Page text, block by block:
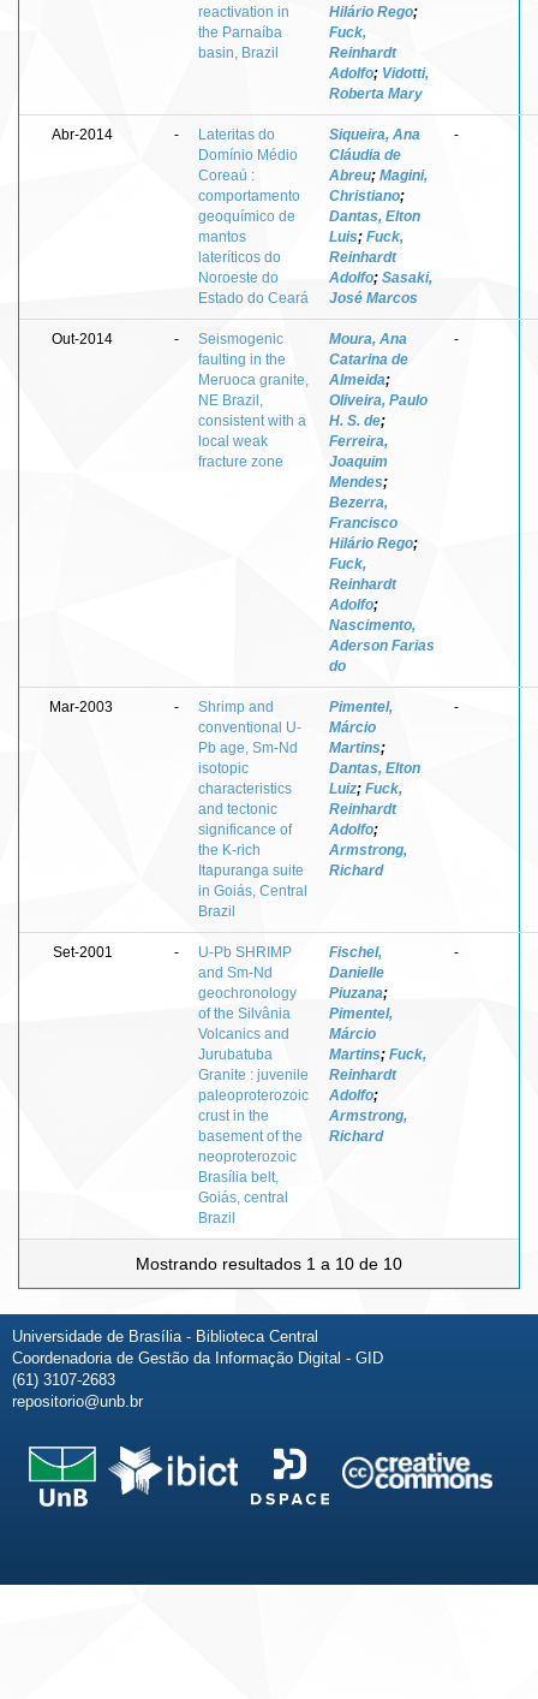
reactivation in
the Parnaíba
basin, Brazil
Hilário Rego;
Fuck,
Reinhardt
Adolfo; Vidotti,
Roberta Mary
Abr-2014 -
Lateritas do
Domínio Médio
Coreaú :
comportamento
geoquímico de
mantos
lateríticos do
Noroeste do
Estado do Ceará
Siqueira, Ana
Cláudia de
Abreu; Magini,
Christiano;
Dantas, Elton
Luis; Fuck,
Reinhardt
Adolfo; Sasaki,
José Marcos
-
Out-2014 -
Seismogenic
faulting in the
Meruoca granite,
NE Brazil,
consistent with a
local weak
fracture zone
Moura, Ana
Catarina de
Almeida;
Oliveira, Paulo
H. S. de;
Ferreira,
Joaquim
Mendes;
Bezerra,
Francisco
Hilário Rego;
Fuck,
Reinhardt
Adolfo;
Nascimento,
Aderson Farias
do
-
Mar-2003 -
Shrimp and
conventional U-
Pb age, Sm-Nd
isotopic
characteristics
and tectonic
significance of
the K-rich
Itapuranga suite
in Goiás, Central
Brazil
Pimentel,
Márcio
Martins;
Dantas, Elton
Luiz; Fuck,
Reinhardt
Adolfo;
Armstrong,
Richard
-
Set-2001 -
U-Pb SHRIMP
and Sm-Nd
geochronology
of the Silvânia
Volcanics and
Jurubatuba
Granite : juvenile
paleoproterozoic
crust in the
basement of the
neoproterozoic
Brasília belt,
Goiás, central
Brazil
Fischel,
Danielle
Piuzana;
Pimentel,
Márcio
Martins; Fuck,
Reinhardt
Adolfo;
Armstrong,
Richard
-
Mostrando resultados 1 a 10 de 10
Universidade de Brasília - Biblioteca Central
Coordenadoria de Gestão da Informação Digital - GID
(61) 3107-2683
repositorio@unb.br